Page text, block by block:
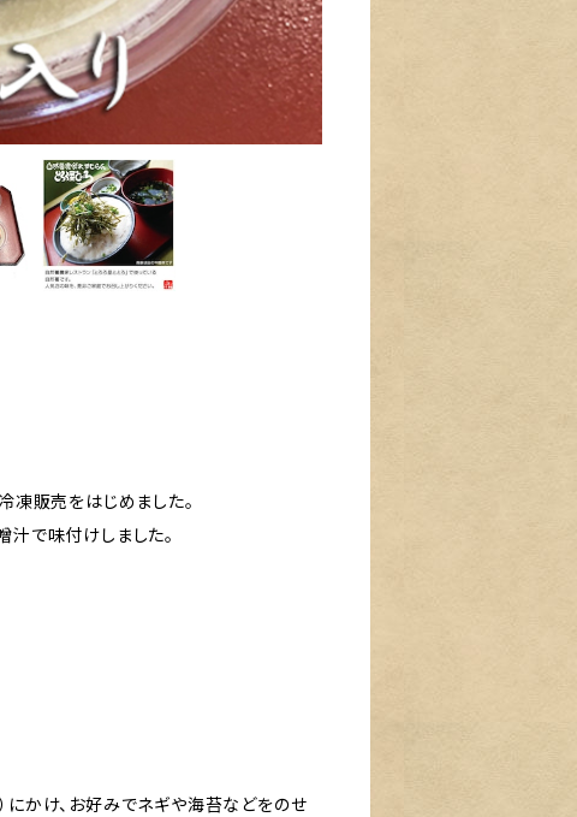
凍販売をはじめました。
汁で味付けしました。
にかけ、お好みでネギや海苔などをのせ